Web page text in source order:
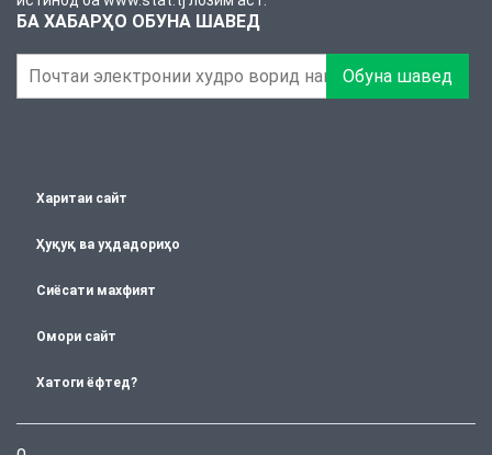
БА ХАБАРҲО ОБУНА ШАВЕД
Обуна шавед
Харитаи сайт
Ҳуқуқ ва уҳдадориҳо
Сиёсати махфият
Омори сайт
Хатоги ёфтед?